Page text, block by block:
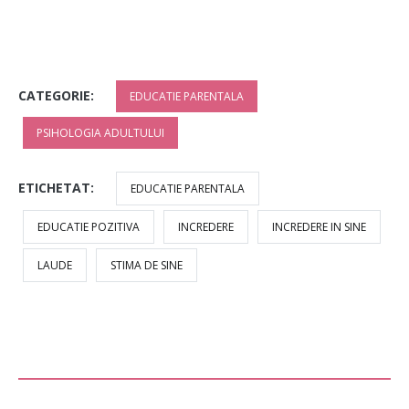
CATEGORIE: EDUCATIE PARENTALA
PSIHOLOGIA ADULTULUI
ETICHETAT: EDUCATIE PARENTALA
EDUCATIE POZITIVA INCREDERE INCREDERE IN SINE
LAUDE STIMA DE SINE